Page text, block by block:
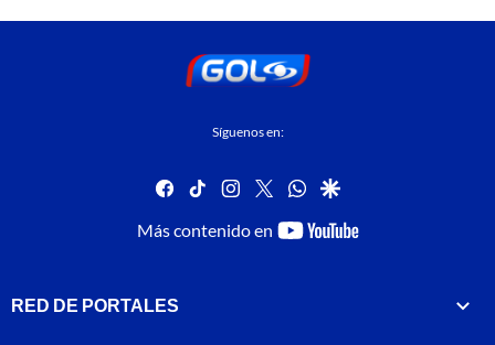
Síguenos en:
facebook
tiktok instagram
twitterwhatsapp
google
Más contenido en
youtube-
RED DE PORTALES